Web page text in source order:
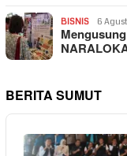
BISNIS 6
BERITA SUMUT